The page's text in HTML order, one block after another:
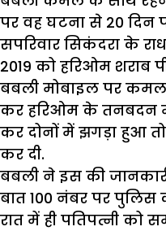
पर वह घटना से 20 दिन
सपरिवार सिकंदरा के
2019 को हरिओम
बबली मोबाइल पर
कर हरिओम के तनबदन
कर दोनों में झगड़ा हुआ
कर दी.
बबली ने इस की
बात 100 नंबर पर
रात में ही पतिपत्नी को